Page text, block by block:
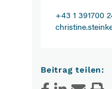
+43 1 391700
Beitrag teilen: